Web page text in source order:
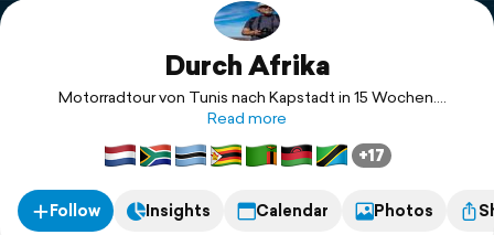
Durch Afrika
Motorradtour von Tunis nach Kapstadt in 15 Wochen.
Strecke 26.000km
Read more
+17
Follow Insights Calendar Photos